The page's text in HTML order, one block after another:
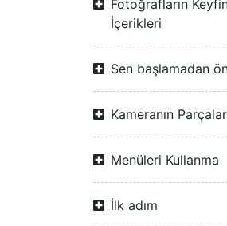
Fotoğrafların
İçerikleri
Sen başlamadan
Kameranın
Menüleri Kullanma
İlk adım